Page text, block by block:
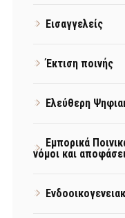
Εισαγγελείς
Έκτιση ποινής
Ελεύθερη
Εμπορικά
νόμοι και